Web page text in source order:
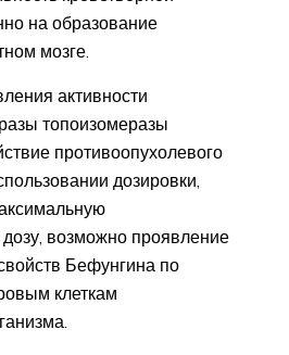
на образование
мозге.
активности
топоизомеразы
противоопухолевого
дозировки,
возможно проявление
Бефунгина по
клеткам